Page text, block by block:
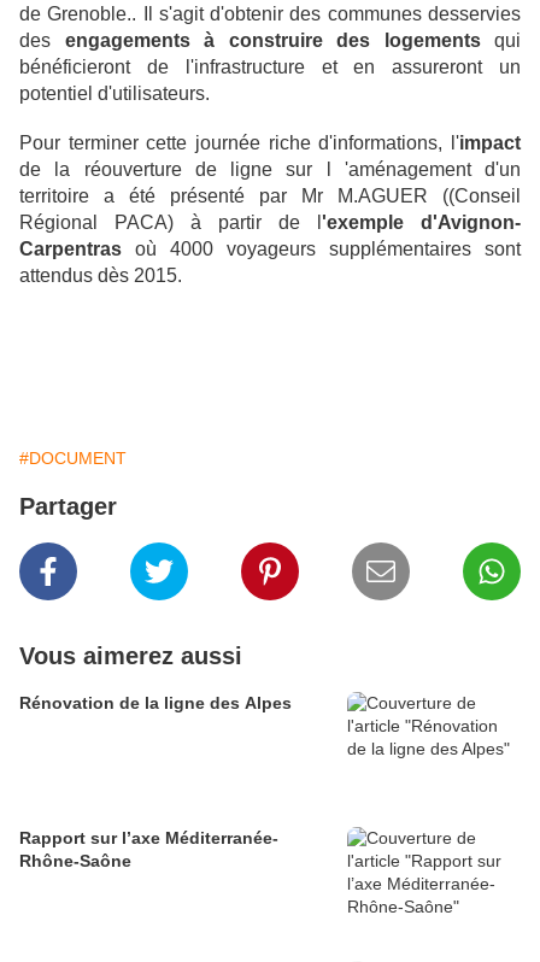
de Grenoble.. Il s'agit d'obtenir des communes desservies
des engagements à construire des logementsqui
bénéficieront de l'infrastructure et en assureront un
potentiel d'utilisateurs.
Pour terminer cette journée riche d'informations, l'impact
de la réouverture de ligne sur l 'aménagement d'un
territoire a été présenté par Mr M.AGUER ((Conseil
Régional PACA) à partir de l 'exemple d'Avignon-
Carpentras où 4000 voyageurs supplémentaires sont
attendus dès 2015.
#DOCUMENT
Partager
Vous aimerez aussi
Rénovation de la ligne des Alpes
Rapport sur l’axe Méditerranée-
Rhône-Saône